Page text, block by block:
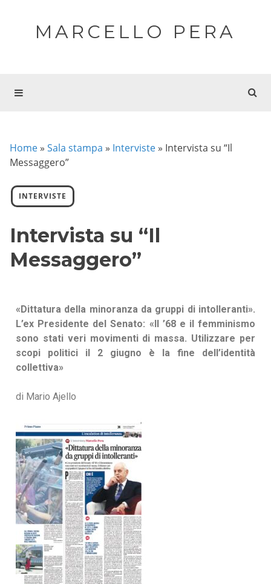
MARCELLO PERA
Home » Sala stampa » Interviste » Intervista su “Il
Messaggero”
INTERVISTE
Intervista su “Il
Messaggero”
«Dittatura della minoranza da gruppi di intolleranti».
L’ex Presidente del Senato: «Il ’68 e il femminismo
sono stati veri movimenti di massa. Utilizzare per
scopi politici il 2 giugno è la fine dell’identità
collettiva»
di Mario Ajello